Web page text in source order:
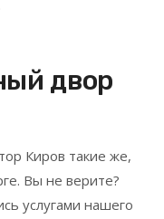
двор
Киров такие же,
Вы не верите?
услугами нашего